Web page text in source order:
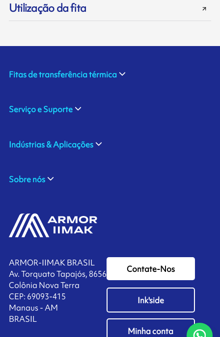
Utilização da fita
ARMOR-IIMAK BRASIL
Av. Torquato Tapajós, 8656
Colônia Nova Terra
CEP: 69093-415
Manaus - AM
BRASIL
Contate-Nos
Ink'side
Minha conta
Fitas de transferência térmica
Serviço e Suporte
Indústrias & Aplicações
Sobre nós